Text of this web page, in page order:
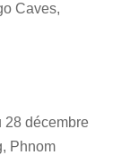
Caves,
28 décembre
Phnom